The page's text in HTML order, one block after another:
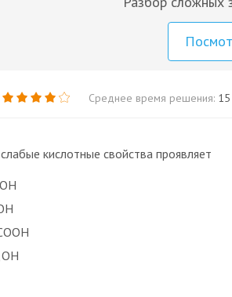
Среднее время решения: 15
кислотные свойства проявляет
OH